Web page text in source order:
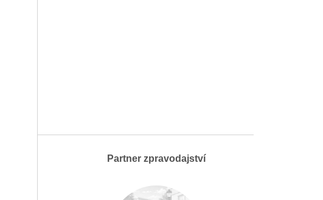
Partner zpravodajství